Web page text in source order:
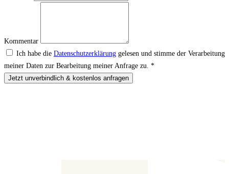
Kommentar
Ich habe die Datenschutzerklärung gelesen und stimme der Verarbeitung
meiner Daten zur Bearbeitung meiner Anfrage zu. *
Jetzt unverbindlich & kostenlos anfragen